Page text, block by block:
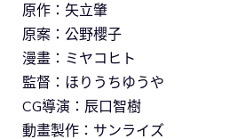
原作：矢立肇
原案：公野櫻子
漫畫：ミヤコヒト
監督：ほりうちゆうや
CG導演：辰口智樹
動畫製作：サンライズ